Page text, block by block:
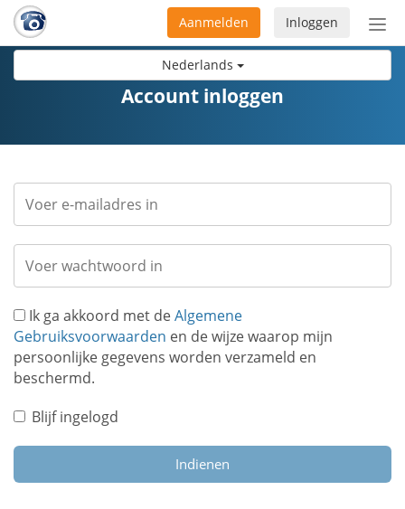
Nederlands
Inloggen
Aanmelden
Account inloggen
Ik ga akkoord met deAlgemene
Gebruiksvoorwaarden en de wijze waarop mijn
persoonlijke gegevens worden verzameld en
beschermd.
Blijf ingelogd
Indienen